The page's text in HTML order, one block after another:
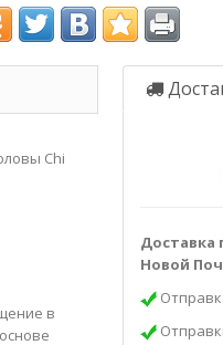
Chi
в
Доставка
Новой